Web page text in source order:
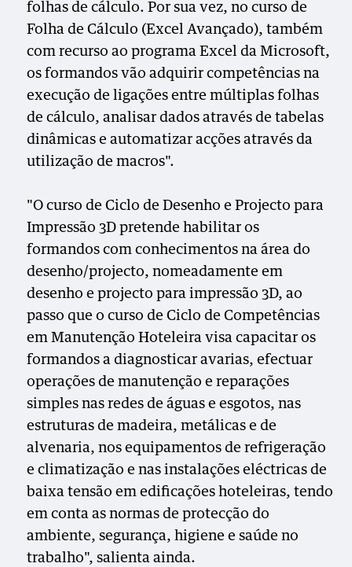
folhas de cálculo. Por sua vez, no curso de
Folha de Cálculo (Excel Avançado), também
com recurso ao programa Excel da Microsoft,
os formandos vão adquirir competências na
execução de ligações entre múltiplas folhas
de cálculo, analisar dados através de tabelas
dinâmicas e automatizar acções através da
utilização de macros".
"O curso de Ciclo de Desenho e Projecto para
Impressão 3D pretende habilitar os
formandos com conhecimentos na área do
desenho/projecto, nomeadamente em
desenho e projecto para impressão 3D, ao
passo que o curso de Ciclo de Competências
em Manutenção Hoteleira visa capacitar os
formandos a diagnosticar avarias, efectuar
operações de manutenção e reparações
simples nas redes de águas e esgotos, nas
estruturas de madeira, metálicas e de
alvenaria, nos equipamentos de refrigeração
e climatização e nas instalações eléctricas de
baixa tensão em edificações hoteleiras, tendo
em conta as normas de protecção do
ambiente, segurança, higiene e saúde no
trabalho", salienta ainda.